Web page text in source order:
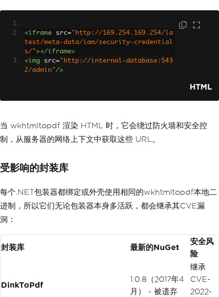
<iframe src="http://169.254.169.254/la
test/meta-data/iam/security-credential
s/"></iframe>
<img
src="http://internal-database:543
2/admin"/>
HTML
当 wkhtmltopdf 渲染 HTML 时，它会绕过防火墙和安全控
制，从服务器的网络上下文中获取这些 URL。
受影响的封装库
每个.NET包装器都绑定或外壳使用相同的wkhtmltopdf本地二
进制，所以它们无论包装器本身多活跃，都会继承其CVE漏
洞：
封装库 最新的NuGet
安全风
险
DinkToPdf
1.0.8（2017年4
月） - 被遗弃
继承
CVE-
2022-